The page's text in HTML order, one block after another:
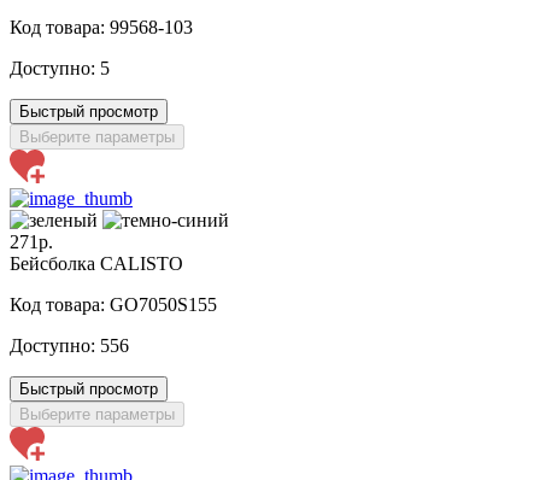
Код товара: 99568-103
Доступно: 5
Быстрый просмотр
Выберите параметры
271р.
Бейсболка CALISTO
Код товара: GO7050S155
Доступно: 556
Быстрый просмотр
Выберите параметры